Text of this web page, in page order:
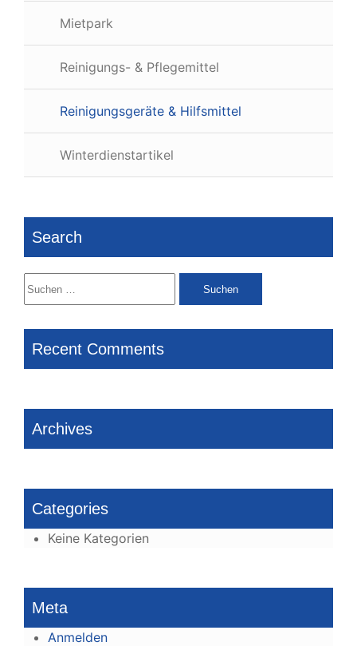
Mietpark
Reinigungs- & Pflegemittel
Reinigungsgeräte & Hilfsmittel
Winterdienstartikel
Search
Suchen
nach:
Recent Comments
Archives
Categories
Keine Kategorien
Meta
Anmelden